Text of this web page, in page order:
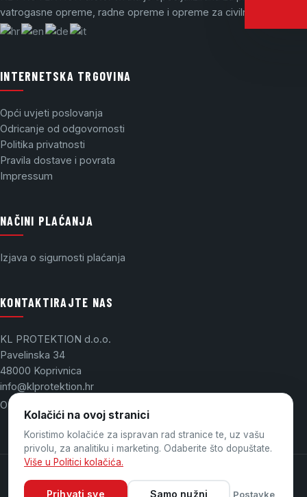
vatrogasne opreme, radne opreme i opreme za civilnu zaštitu.
INTERNETSKA TRGOVINA
Opći uvjeti poslovanja
Odricanje od odgovornosti
Politika privatnosti
Pravila dostave i povrata
Impressum
NAČINI PLAĆANJA
Izjava o sigurnosti plaćanja
KONTAKTIRAJTE NAS
KL PROTEKTION d.o.o.
Pavelinska 34
48000 Koprivnica
info@klprotektion.hr
OIB: 03175437865
© 2026 KL PROTEKTION. Sva prava pridržana.
Designed byMedialab.
Kolačići na ovoj stranici
Koristimo kolačiće za ispravan rad stranice te, uz vašu
privolu, za analitiku i marketing. Odaberite što dopuštate.
Više u Politici kolačića.
Prihvati sve Samo nužni Postavke